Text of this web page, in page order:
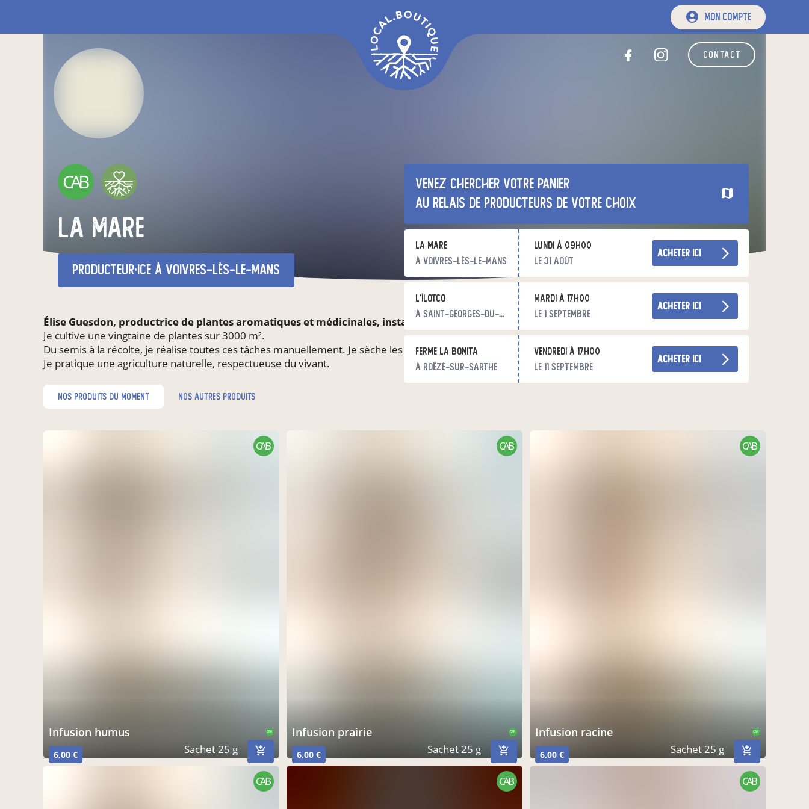
mon compte
contact
La Mare
CAB
producteur·ice à Voivres-lès-le-Mans
Venez chercher votre panier
au relais de producteurs de votre choix
La Mare
à Voivres-lès-le-Mans
lundi à 09h00
le 31 août
acheter ici
L'îlotCo
à Saint-Georges-du-Bois
mardi à 17h00
le 1 septembre
acheter ici
Ferme La Bonita
à Roëzé-sur-Sarthe
vendredi à 17h00
le 11 septembre
acheter ici
Élise Guesdon, productrice de plantes aromatiques et médicinales, installée à Voivres-lès-le-Mans.
Je cultive une vingtaine de plantes sur 3000 m².
Du semis à la récolte, je réalise toutes ces tâches manuellement. Je sèche les plantes pour les conditionner en infusions et aromates.
Je pratique une agriculture naturelle, respectueuse du vivant.
nos produits du moment nos autres produits
infusion humus CAB
6,00 € Sachet 25 g
CAB
infusion prairie CAB
6,00 € Sachet 25 g
CAB
infusion racine CAB
6,00 € Sachet 25 g
CAB
CAB CAB CAB